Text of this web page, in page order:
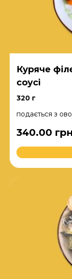
Куряче
соусі
320 г
подається з
340.00 грн